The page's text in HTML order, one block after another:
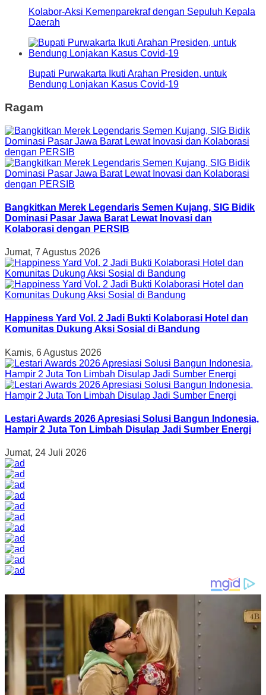
Kolabor-Aksi Kemenparekraf dengan Sepuluh Kepala
Daerah
Bupati Purwakarta Ikuti Arahan Presiden, untuk
Bendung Lonjakan Kasus Covid-19
Ragam
Bangkitkan Merek Legendaris Semen Kujang, SIG Bidik
Dominasi Pasar Jawa Barat Lewat Inovasi dan
Kolaborasi dengan PERSIB
Jumat, 7 Agustus 2026
Happiness Yard Vol. 2 Jadi Bukti Kolaborasi Hotel dan
Komunitas Dukung Aksi Sosial di Bandung
Kamis, 6 Agustus 2026
Lestari Awards 2026 Apresiasi Solusi Bangun Indonesia,
Hampir 2 Juta Ton Limbah Disulap Jadi Sumber Energi
Jumat, 24 Juli 2026